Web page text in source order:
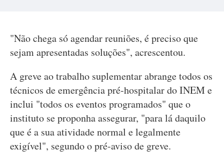
"Não chega só agendar reuniões, é preciso que
sejam apresentadas soluções", acrescentou.
A greve ao trabalho suplementar abrange todos os
técnicos de emergência pré-hospitalar do INEM e
inclui "todos os eventos programados" que o
instituto se proponha assegurar, "para lá daquilo
que é a sua atividade normal e legalmente
exigível", segundo o pré-aviso de greve.